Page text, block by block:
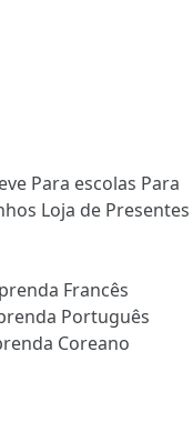
Para escolas Para
Loja de Presentes
Francês
Português
Coreano